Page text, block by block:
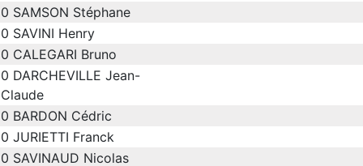
0 SAMSON Stéphane
0 SAVINI Henry
0 CALEGARI Bruno
0 DARCHEVILLE Jean-
Claude
0 BARDON Cédric
0 JURIETTI Franck
0 SAVINAUD Nicolas